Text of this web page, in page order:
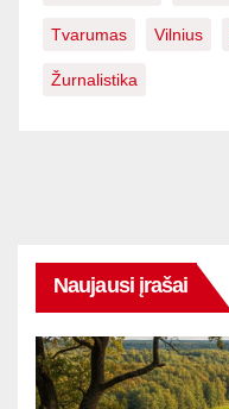
Tvarumas Vilnius
Žurnalistika
Naujausi įrašai